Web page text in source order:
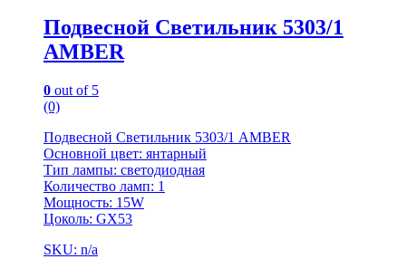
Подвесной Светильник 5303/1
AMBER
0 out of 5
(0)
Подвесной Светильник 5303/1 AMBER
Основной цвет: янтарный
Тип лампы: светодиодная
Количество ламп: 1
Мощность: 15W
Цоколь: GX53
SKU: n/a